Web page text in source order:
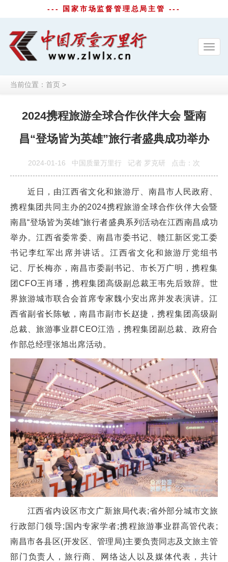
--- 国家市场监督管理总局主管 ---
当前位置： 首页 >
2024携程旅游全球合作伙伴大会 暨南
昌“登场皆为英雄”旅行者盛典成功举办
2024-01-16 中国质量万里行 记者 罗克研 点击： 次
近日，由江西省文化和旅游厅、南昌市人民政府、
携程集团共同主办的2024携程旅游全球合作伙伴大会暨
南昌“登场皆为英雄”旅行者盛典系列活动在江西南昌成功
举办。江西省委常委、南昌市委书记、赣江新区党工委
书记李红军出席并讲话。江西省文化和旅游厅党组书
记、厅长梅亦，南昌市委副书记、市长万广明，携程集
团CFO王肖璠，携程集团高级副总裁王韦先后致辞。世
界旅游城市联合会首席专家魏小安出席并发表演讲。江
西省副省长陈敏，南昌市副市长赵捷，携程集团高级副
总裁、旅游事业群CEO江浩，携程集团副总裁、政府合
作部总经理张旭出席活动。
江西省内设区市文广新旅局代表;省外部分城市文旅
行政部门领导;国内专家学者;携程旅游事业群高管代表;
南昌市各县区(开发区、管理局)主要负责同志及文旅主管
部门负责人，旅行商、网络达人以及媒体代表，共计